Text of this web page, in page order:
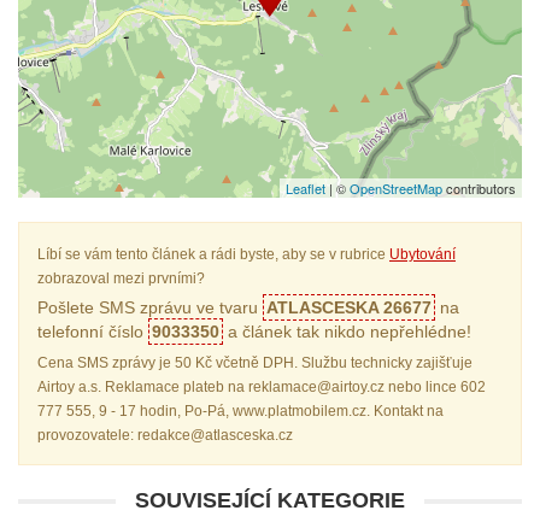
Leaflet | ©OpenStreetMapcontributors
Líbí se vám tento článek a rádi byste, aby se v rubrice Ubytování
zobrazoval mezi prvními?
Pošlete SMS zprávu ve tvaru ATLASCESKA 26677 na
telefonní číslo 9033350 a článek tak nikdo nepřehlédne!
Cena SMS zprávy je 50 Kč včetně DPH. Službu technicky zajišťuje
Airtoy a.s. Reklamace plateb na reklamace@airtoy.cz nebo lince 602
777 555, 9 - 17 hodin, Po-Pá, www.platmobilem.cz. Kontakt na
provozovatele: redakce@atlasceska.cz
SOUVISEJÍCÍ KATEGORIE